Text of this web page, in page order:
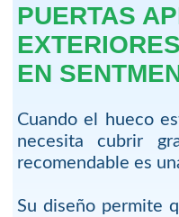
PUERTAS
EN
Cuando el hueco
necesita cubrir
recomendable es
Su diseño permite